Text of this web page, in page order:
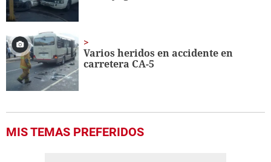
Varios heridos en accidente en
carretera CA-5
MIS TEMAS PREFERIDOS